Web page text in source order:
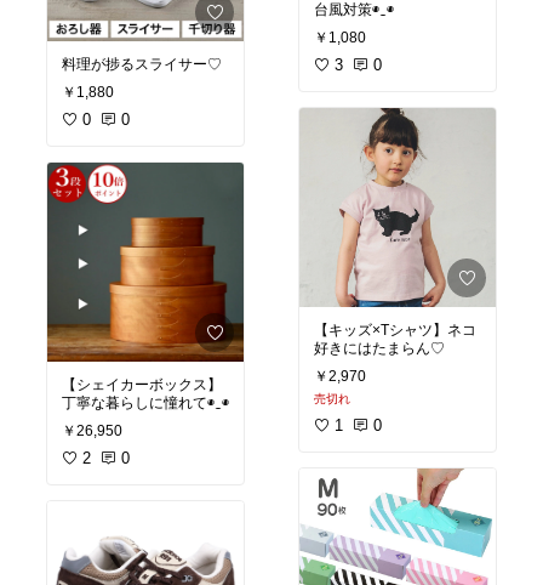
料理が捗るスライサー♡
￥1,880
0 0
【シェイカーボックス】
丁寧な暮らしに憧れて◉⁠‿⁠◉
￥26,950
2 0
台風対策◉⁠‿⁠◉
￥1,080
3 0
【キッズ×Tシャツ】ネコ
好きにはたまらん♡
￥2,970
売切れ
1 0